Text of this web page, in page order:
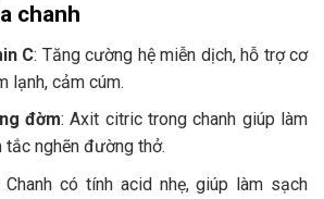
chanh
C: Tăng cường hệ miễn dịch, hỗ trợ cơ
lạnh, cảm cúm.
đờm: Axit citric trong chanh giúp làm
tắc nghẽn đường thở.
Chanh có tính acid nhẹ, giúp làm sạch